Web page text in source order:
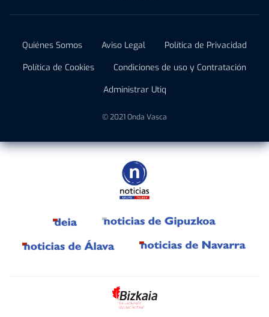
Quiénes Somos Aviso Legal
Política de Privacidad
Política de Cookies
Condiciones de uso y Contratación
Administrar Utiq
© 2021 Onda Vasca